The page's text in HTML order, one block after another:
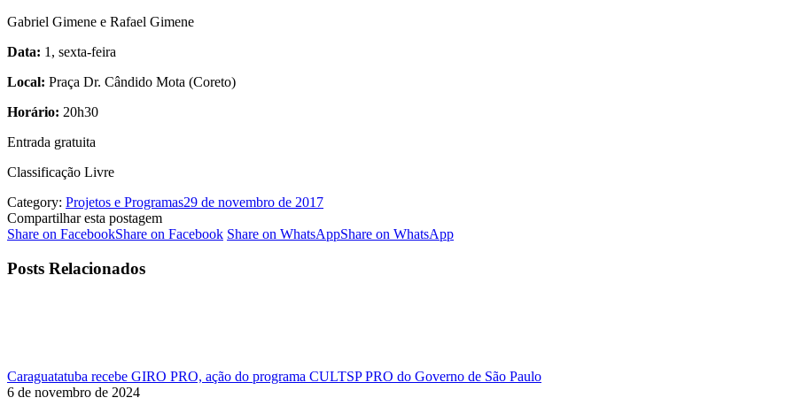
Gabriel Gimene e Rafael Gimene
Data: 1, sexta-feira
Local: Praça Dr. Cândido Mota (Coreto)
Horário: 20h30
Entrada gratuita
Classificação Livre
Category: Projetos e Programas29 de novembro de 2017
Compartilhar esta postagem
Share on FacebookShare on Facebook Share on WhatsAppShare on WhatsApp
Posts Relacionados
Caraguatatuba recebe GIRO PRO, ação do programa CULTSP PRO do Governo de São Paulo
6 de novembro de 2024